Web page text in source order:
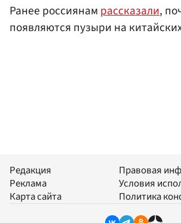
Ранее россиянам рассказали,
появляются пузыри на
Редакция
Реклама
Карта сайта
Правовая
Условия
Политика